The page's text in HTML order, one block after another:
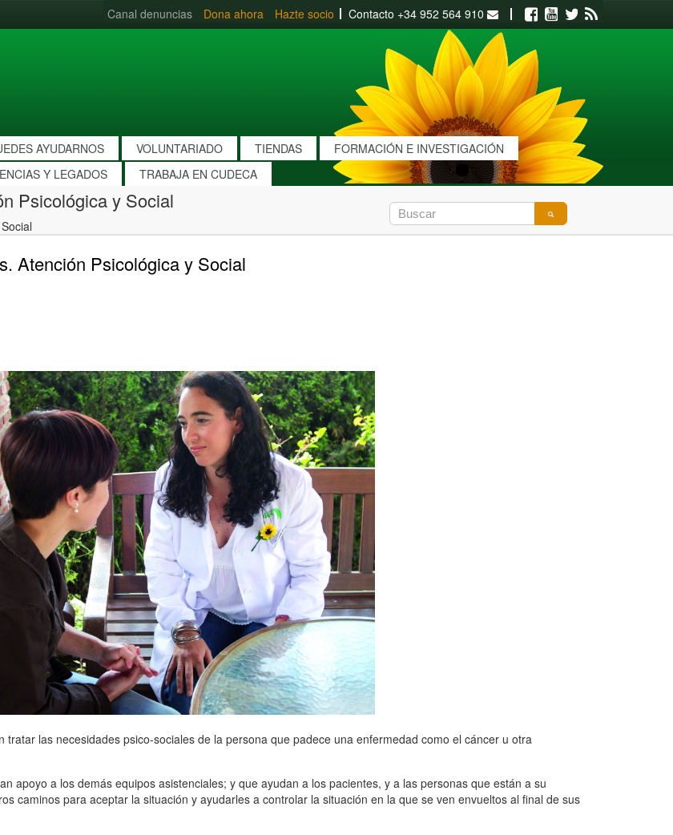
Canal denuncias Dona ahora Hazte socio Contacto +34 952 564 910 Facebook
Youtube
Twitter
AYUDARNOS VOLUNTARIADO TIENDAS
FORMACIÓN E INVESTIGACIÓN
Y LEGADOS TRABAJA EN CUDECA
Psicológica y Social
Atención Psicológica y Social
las necesidades psico-sociales de la persona que padece una enfermedad como el cáncer u otra
apoyo a los demás equipos asistenciales; y que ayudan a los pacientes, y a las personas que están a su
caminos para aceptar la situación y ayudarles a controlar la situación en la que se ven envueltos al final de sus